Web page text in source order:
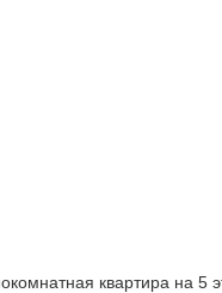
квартира на 5